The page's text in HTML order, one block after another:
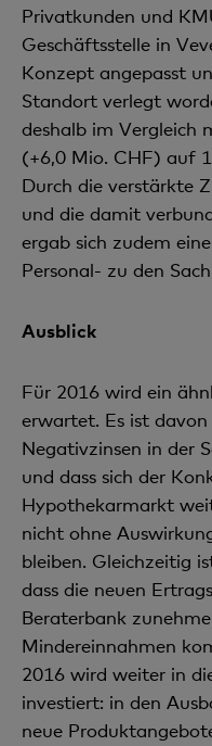
Privatkunden und
Geschäfts­stelle in
Konzept angepasst
Standort verlegt
deshalb im Vergleich
(+6,0 Mio. CHF) auf
Durch die verstärkte
und die damit
ergab sich zudem
Personal- zu den
Ausblick
Für 2016 wird ein
erwartet. Es ist davon
Negativzinsen in der
und dass sich der
Hypothekarmarkt
nicht ohne
bleiben. Gleichzeitig
dass die neuen
Beraterbank
Mindereinnahmen
2016 wird weiter in
investiert: in den
neue